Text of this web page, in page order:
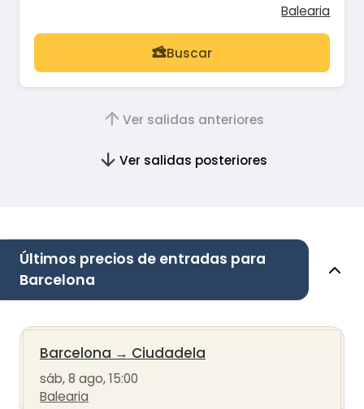
Balearia
Buscar
Ver salidas anteriores
Ver salidas posteriores
Últimos precios de entradas para
Barcelona
Barcelona → Ciudadela
sáb, 8 ago, 15:00
Balearia